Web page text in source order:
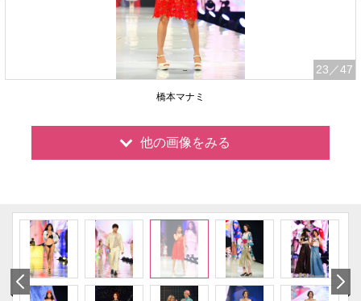
23 ／47
橋本マナミ
他の画像をみる